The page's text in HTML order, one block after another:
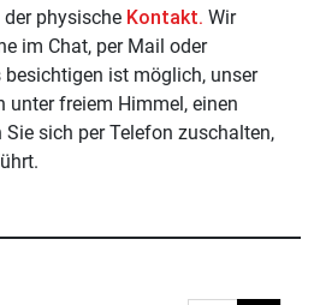
physische Kontakt. Wir
im Chat, per Mail oder
ist möglich, unser
unter freiem Himmel, einen
sich per Telefon zuschalten,